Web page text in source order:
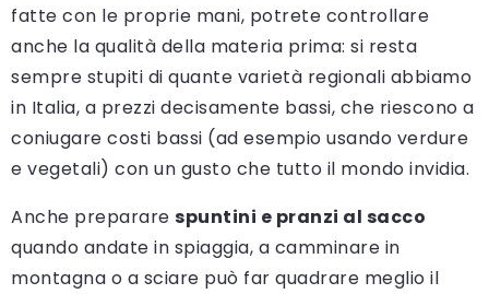
fatte con le proprie mani, potrete controllare
anche la qualità della materia prima: si resta
sempre stupiti di quante varietà regionali abbiamo
in Italia, a prezzi decisamente bassi, che riescono a
coniugare costi bassi (ad esempio usando verdure
e vegetali) con un gusto che tutto il mondo invidia.
Anche preparare spuntini e pranzi al sacco
quando andate in spiaggia, a camminare in
montagna o a sciare può far quadrare meglio il